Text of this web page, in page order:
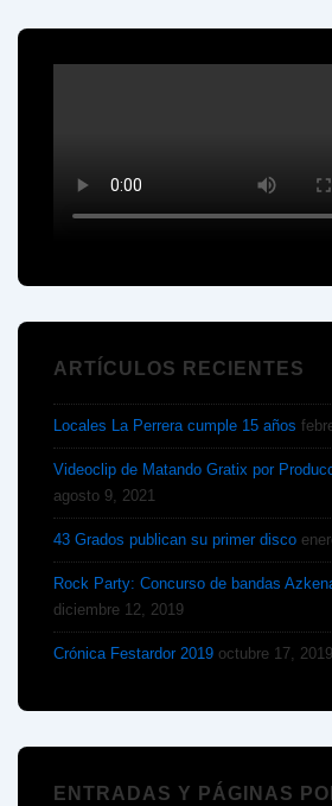
ARTÍCULOS RECIENTES
Locales La Perrera cumple 15 años
Videoclip de Matando Gratix por
agosto 9, 2021
43 Grados publican su primer disco
Rock Party: Concurso de bandas
diciembre 12, 2019
Crónica Festardor 2019 octubre 17, 2019
ENTRADAS Y PÁGINAS